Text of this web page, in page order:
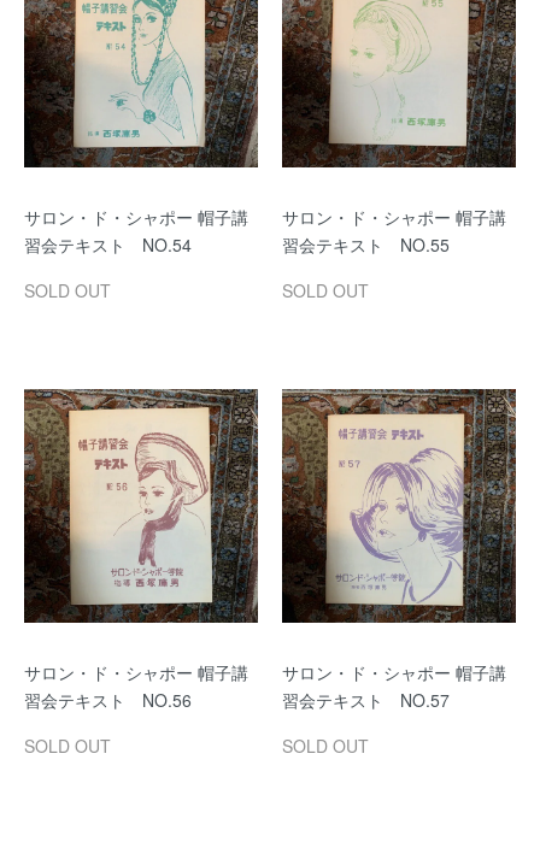
サロン・ド・シャポー 帽子講
習会テキスト NO.54
SOLD OUT
サロン・ド・シャポー 帽子講
習会テキスト NO.55
SOLD OUT
サロン・ド・シャポー 帽子講
習会テキスト NO.56
SOLD OUT
サロン・ド・シャポー 帽子講
習会テキスト NO.57
SOLD OUT